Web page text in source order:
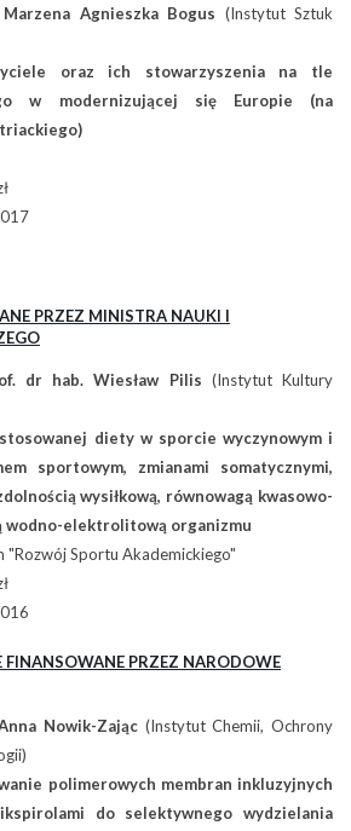
Agnieszka Bogus (Instytut Sztuk
oraz ich stowarzyszenia na tle
w modernizującej się Europie (na
PRZEZ MINISTRA NAUKI I
dr hab. Wiesław Pilis (Instytut Kultury
diety w sporcie wyczynowym i
sportowym, zmianami somatycznymi,
wysiłkową, równowagą kwasowo-
wodno-elektrolitową organizmu
Sportu Akademickiego"
FINANSOWANE PRZEZ NARODOWE
Nowik-Zając(Instytut Chemii, Ochrony
polimerowych membran inkluzyjnych
do selektywnego wydzielania